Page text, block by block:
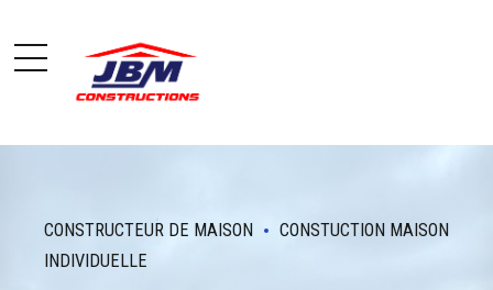
CONSTRUCTEUR DE MAISON
CONSTUCTION MAISON
INDIVIDUELLE